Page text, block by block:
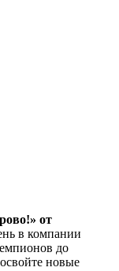
от
в компании
до
новые